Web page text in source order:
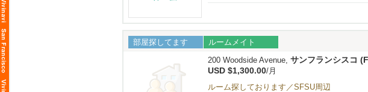
部屋探してます ルームメイト
200 Woodside Avenue, サンフランシスコ
USD $1,300.00/月
ルーム探しております／SFSU周辺